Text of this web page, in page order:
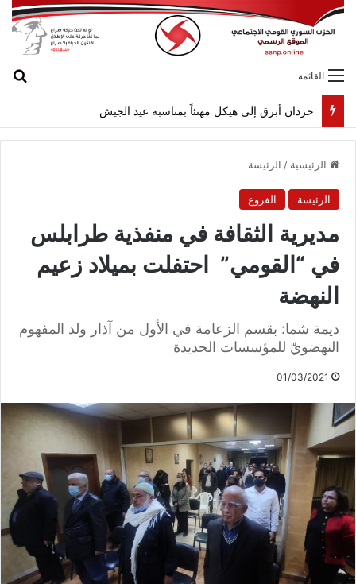
القائمة
حردان أبرق إلى هيكل مهنئاً بمناسبة عيد الجيش
الرئيسية / الرئيسة
الرئيسة الفروع
مديرية الثقافة في منفذية طرابلس
في “القومي” احتفلت بميلاد زعيم
النهضة
ديمة شما: بقسم الزعامة في الأول من آذار ولد المفهوم
النهضويّ للمؤسسات الجديدة
01/03/2021